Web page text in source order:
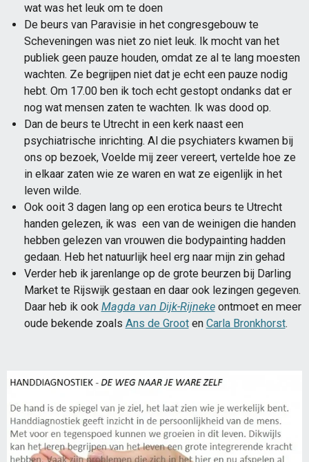
wat was het leuk om te doen
De beurs van Paravisie in het congresgebouw te
Scheveningen was niet zo niet leuk. Ik mocht van het
publiek geen pauze houden, omdat ze al te lang moesten
wachten. Ze begrijpen niet dat je echt een pauze nodig
hebt. Om 17.00 ben ik toch echt gestopt ondanks dat er
nog wat mensen zaten te wachten. Ik was dood op.
Dan de beurs te Utrecht in een kerk naast een
psychiatrische inrichting. Al die psychiaters kwamen bij
ons op bezoek, Voelde mij zeer vereert, vertelde hoe ze
in elkaar zaten wie ze waren en wat ze eigenlijk in het
leven wilde.
Ook ooit 3 dagen lang op een erotica beurs te Utrecht
handen gelezen, ik was een van de weinigen die handen
hebben gelezen van vrouwen die bodypainting hadden
gedaan. Heb het natuurlijk heel erg naar mijn zin gehad
Verder heb ik jarenlange op de grote beurzen bij Darling
Market te Rijswijk gestaan en daar ook lezingen gegeven.
Daar heb ik ook Magda van Dijk-Rijneke ontmoet en meer
oude bekende zoals Ans de Grooten Carla Bronkhorst.